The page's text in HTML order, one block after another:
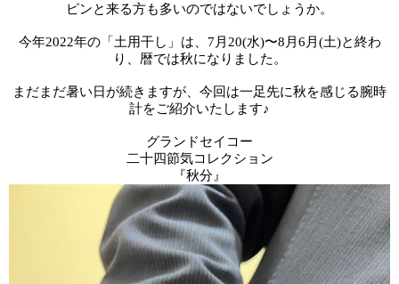
ピンと来る方も多いのではないでしょうか。
今年2022年の「土用干し」は、7月20(水)〜8月6月(土)と終わ
り、暦では秋になりました。
まだまだ暑い日が続きますが、今回は一足先に秋を感じる腕時
計をご紹介いたします♪
グランドセイコー
二十四節気コレクション
『秋分』